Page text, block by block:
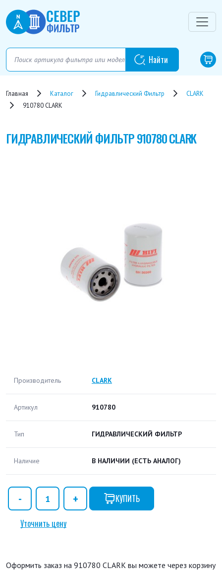
Главная Каталог Гидравлический Фильтр
CLARK
910780 CLARK
ГИДРАВЛИЧЕСКИЙ ФИЛЬТР910780 CLARK
Производитель CLARK
Артикул 910780
Тип ГИДРАВЛИЧЕСКИЙ ФИЛЬТР
Наличие В НАЛИЧИИ (ЕСТЬ АНАЛОГ)
КУПИТЬ
Уточнить цену
Оформить заказ на 910780 CLARK вы можете через корзину